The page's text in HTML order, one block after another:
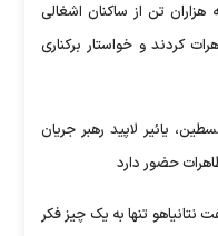
تن از ساکنان اشغالی
کردند و خواستار برکناری
یائیر لاپید رهبر جریان
حضور دارد
نتانیاهو تنها به یک چیز فکر